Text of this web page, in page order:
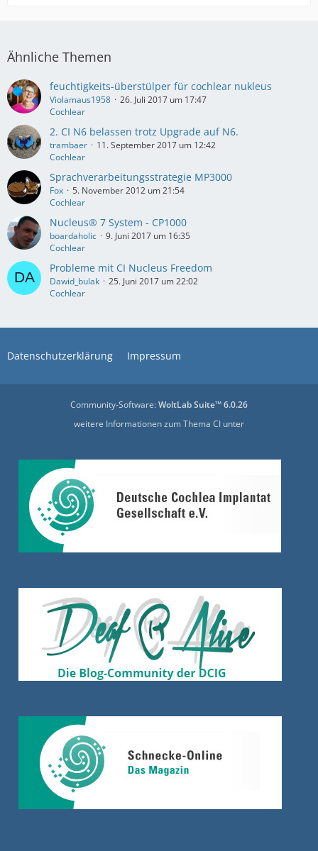
Ähnliche Themen
feuchtigkeits-überstülper für cochlear nukleus
Violamaus1958
26. Juli 2017 um 17:47
Cochlear
2. CI N6 belassen trotz Upgrade auf N6.
trambaer
11. September 2017 um 12:42
Cochlear
Sprachverarbeitungsstrategie MP3000
Fox
5. November 2012 um 21:54
Cochlear
Nucleus® 7 System - CP1000
boardaholic
9. Juni 2017 um 16:35
Cochlear
Probleme mit CI Nucleus Freedom
Dawid_bulak
25. Juni 2017 um 22:02
Cochlear
Datenschutzerklärung Impressum
Community-Software:WoltLab Suite™ 6.0.26
weitere Informationen zum Thema CI unter